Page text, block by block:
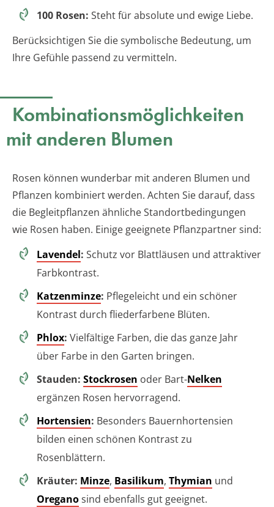
100 Rosen: Steht für absolute und ewige Liebe.
Berücksichtigen Sie die symbolische Bedeutung, um
Ihre Gefühle passend zu vermitteln.
Kombinationsmöglichkeiten
mit anderen Blumen
Rosen können wunderbar mit anderen Blumen und
Pflanzen kombiniert werden. Achten Sie darauf, dass
die Begleitpflanzen ähnliche Standortbedingungen
wie Rosen haben. Einige geeignete Pflanzpartner sind:
Lavendel: Schutz vor Blattläusen und attraktiver
Farbkontrast.
Katzenminze: Pflegeleicht und ein schöner
Kontrast durch fliederfarbene Blüten.
Phlox: Vielfältige Farben, die das ganze Jahr
über Farbe in den Garten bringen.
Stauden: Stockrosen oder Bart-Nelken
ergänzen Rosen hervorragend.
Hortensien: Besonders Bauernhortensien
bilden einen schönen Kontrast zu
Rosenblättern.
Kräuter: Minze, Basilikum, Thymian und
Oreganosind ebenfalls gut geeignet.